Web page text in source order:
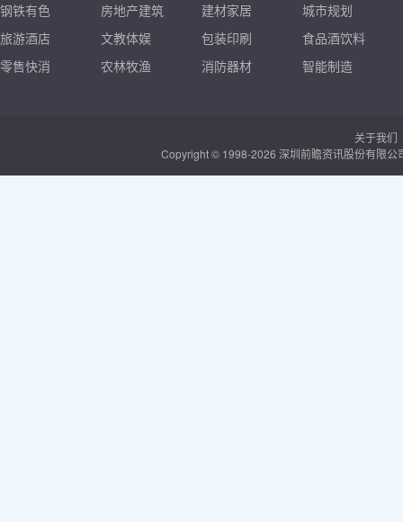
钢铁有色
房地产建筑 建材家居
城市规划
旅游酒店
文教体娱 包装印刷
食品酒饮料
零售快消
农林牧渔 消防器材 智能制造
关于我们
Copyright © 1998-2026 深圳前瞻资讯股份有限